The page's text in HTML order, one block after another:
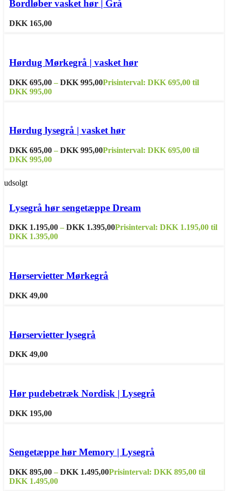
Bordløber vasket hør | Grå
DKK 165,00
Sammenligne
Hørdug Mørkegrå | vasket hør
DKK 695,00 – DKK 995,00Prisinterval: DKK 695,00 til
DKK 995,00
Sammenligne
Hørdug lysegrå | vasket hør
DKK 695,00 – DKK 995,00Prisinterval: DKK 695,00 til
DKK 995,00
udsolgt
Sammenligne
Lysegrå hør sengetæppe Dream
DKK1.195,00 – DKK1.395,00Prisinterval: DKK 1.195,00 til
DKK 1.395,00
Hørservietter Mørkegrå
DKK 49,00
Hørservietter lysegrå
DKK 49,00
Sammenligne
Hør pudebetræk Nordisk | Lysegrå
DKK 195,00
Sammenligne
Sengetæppe hør Memory | Lysegrå
DKK 895,00 – DKK 1.495,00Prisinterval: DKK 895,00 til
DKK 1.495,00